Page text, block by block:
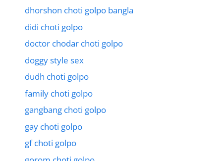
dhorshon choti golpo bangla
didi choti golpo
doctor chodar choti golpo
doggy style sex
dudh choti golpo
family choti golpo
gangbang choti golpo
gay choti golpo
gf choti golpo